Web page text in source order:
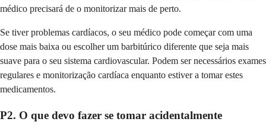
médico precisará de o monitorizar mais de perto.
Se tiver problemas cardíacos, o seu médico pode começar com uma
dose mais baixa ou escolher um barbitúrico diferente que seja mais
suave para o seu sistema cardiovascular. Podem ser necessários exames
regulares e monitorização cardíaca enquanto estiver a tomar estes
medicamentos.
P2. O que devo fazer se tomar acidentalmente